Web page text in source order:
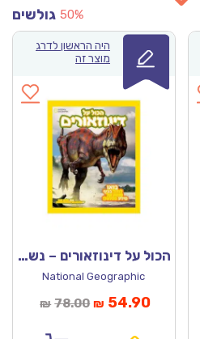
גולשים 50%
היה הראשון לדרג
מוצר זה
הכול על דינוזאורים – נשיונל ג’יאוגרפיק
National Geographic
₪ 78.00המחיר
₪ 54.90המחיר